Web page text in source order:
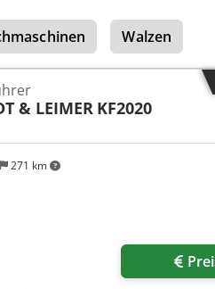
Walzen
271 km
& LEIMER KF2020